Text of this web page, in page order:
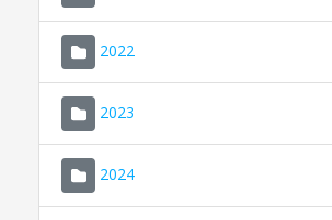
2022
2023
2024